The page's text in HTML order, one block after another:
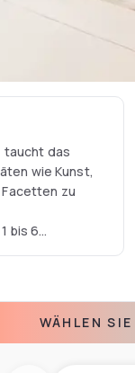
taucht das
wie Kunst,
Facetten zu
bis 6
Kunst
WÄHLEN